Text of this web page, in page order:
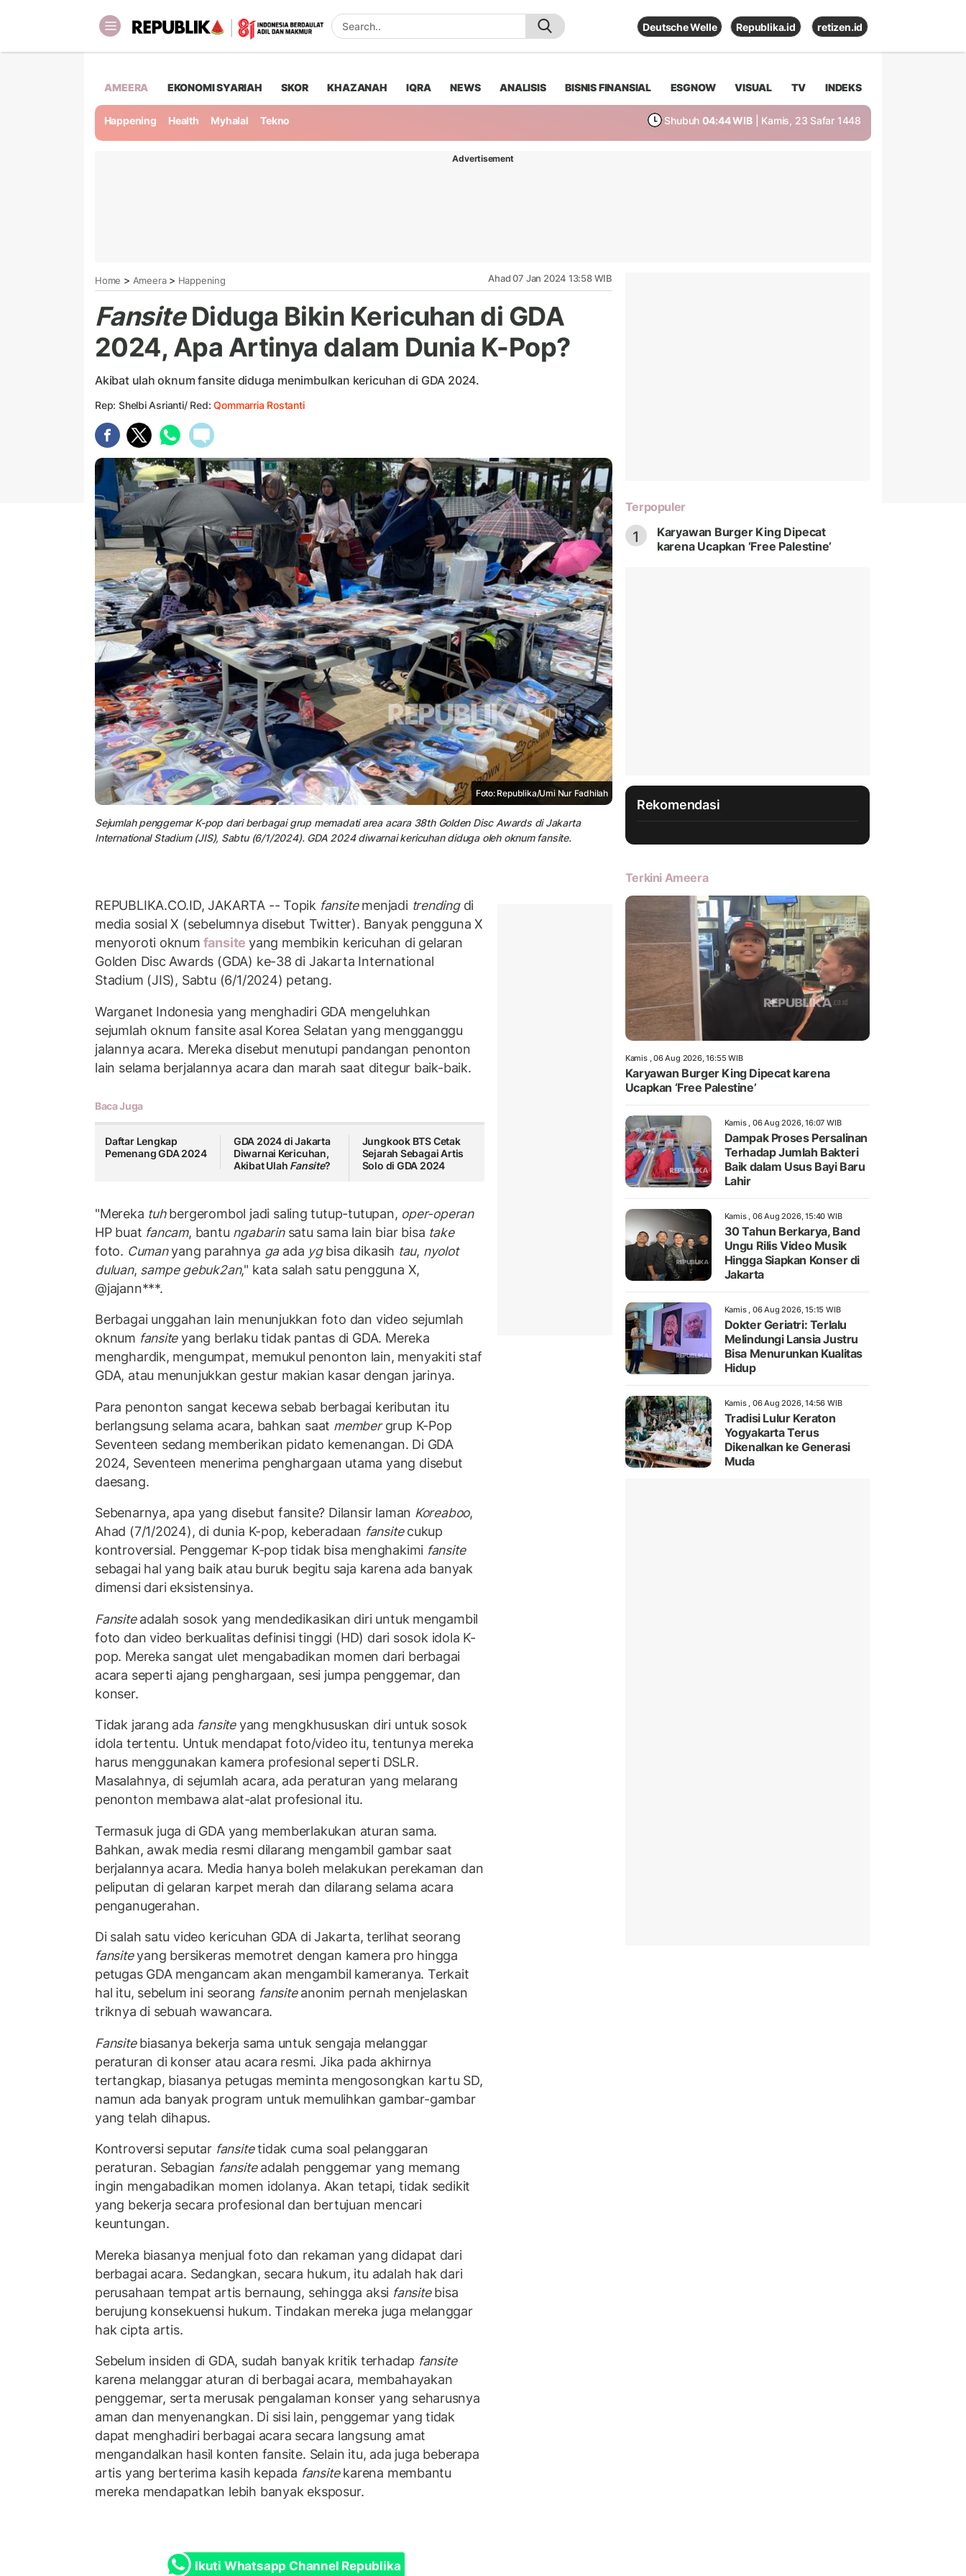
Deutsche Welle Republika.id retizen.id
AMEERA EKONOMI SYARIAH SKOR KHAZANAH IQRA NEWS ANALISIS BISNIS FINANSIAL ESGNOW VISUAL TV INDEKS
Happening Health Myhalal Tekno Shubuh 04:44 WIB | Kamis, 23 Safar 1448
Advertisement
Home > Ameera> Happening Ahad 07 Jan 2024 13:58 WIB
FansiteDiduga Bikin Kericuhan di GDA
2024, Apa Artinya dalam Dunia K-Pop?
Akibat ulah oknum fansite diduga menimbulkan kericuhan di GDA 2024.
Rep: Shelbi Asrianti/ Red:Qommarria Rostanti
Foto: Republika/Umi Nur Fadhilah
Sejumlah penggemar K-pop dari berbagai grup memadati area acara 38th Golden Disc Awards di Jakarta
International Stadium (JIS), Sabtu (6/1/2024). GDA 2024 diwarnai kericuhan diduga oleh oknum fansite.
REPUBLIKA.CO.ID, JAKARTA -- Topik fansitemenjadi trendingdi
media sosial X (sebelumnya disebut Twitter). Banyak pengguna X
menyoroti oknum fansite yang membikin kericuhan di gelaran
Golden Disc Awards (GDA) ke-38 di Jakarta International
Stadium (JIS), Sabtu (6/1/2024) petang.
Warganet Indonesia yang menghadiri GDA mengeluhkan
sejumlah oknum fansite asal Korea Selatan yang mengganggu
jalannya acara. Mereka disebut menutupi pandangan penonton
lain selama berjalannya acara dan marah saat ditegur baik-baik.
Baca Juga
Daftar Lengkap
Pemenang GDA 2024
GDA 2024 di Jakarta
Diwarnai Kericuhan,
Akibat Ulah Fansite?
Jungkook BTS Cetak
Sejarah Sebagai Artis
Solo di GDA 2024
"Mereka tuhbergerombol jadi saling tutup-tutupan, oper-operan
HP buat fancam, bantu ngabarinsatu sama lain biar bisa take
foto. Cumanyang parahnya gaada ygbisa dikasih tau, nyolot
duluan, sampe gebuk2an," kata salah satu pengguna X,
@jajann***.
Berbagai unggahan lain menunjukkan foto dan video sejumlah
oknum fansiteyang berlaku tidak pantas di GDA. Mereka
menghardik, mengumpat, memukul penonton lain, menyakiti staf
GDA, atau menunjukkan gestur makian kasar dengan jarinya.
Para penonton sangat kecewa sebab berbagai keributan itu
berlangsung selama acara, bahkan saat membergrup K-Pop
Seventeen sedang memberikan pidato kemenangan. Di GDA
2024, Seventeen menerima penghargaan utama yang disebut
daesang.
Sebenarnya, apa yang disebut fansite? Dilansir laman Koreaboo,
Ahad (7/1/2024), di dunia K-pop, keberadaan fansitecukup
kontroversial. Penggemar K-pop tidak bisa menghakimi fansite
sebagai hal yang baik atau buruk begitu saja karena ada banyak
dimensi dari eksistensinya.
Fansiteadalah sosok yang mendedikasikan diri untuk mengambil
foto dan video berkualitas definisi tinggi (HD) dari sosok idola K-
pop. Mereka sangat ulet mengabadikan momen dari berbagai
acara seperti ajang penghargaan, sesi jumpa penggemar, dan
konser.
Tidak jarang ada fansiteyang mengkhususkan diri untuk sosok
idola tertentu. Untuk mendapat foto/video itu, tentunya mereka
harus menggunakan kamera profesional seperti DSLR.
Masalahnya, di sejumlah acara, ada peraturan yang melarang
penonton membawa alat-alat profesional itu.
Termasuk juga di GDA yang memberlakukan aturan sama.
Bahkan, awak media resmi dilarang mengambil gambar saat
berjalannya acara. Media hanya boleh melakukan perekaman dan
peliputan di gelaran karpet merah dan dilarang selama acara
penganugerahan.
Di salah satu video kericuhan GDA di Jakarta, terlihat seorang
fansiteyang bersikeras memotret dengan kamera pro hingga
petugas GDA mengancam akan mengambil kameranya. Terkait
hal itu, sebelum ini seorang fansiteanonim pernah menjelaskan
triknya di sebuah wawancara.
Fansitebiasanya bekerja sama untuk sengaja melanggar
peraturan di konser atau acara resmi. Jika pada akhirnya
tertangkap, biasanya petugas meminta mengosongkan kartu SD,
namun ada banyak program untuk memulihkan gambar-gambar
yang telah dihapus.
Kontroversi seputar fansitetidak cuma soal pelanggaran
peraturan. Sebagian fansiteadalah penggemar yang memang
ingin mengabadikan momen idolanya. Akan tetapi, tidak sedikit
yang bekerja secara profesional dan bertujuan mencari
keuntungan.
Mereka biasanya menjual foto dan rekaman yang didapat dari
berbagai acara. Sedangkan, secara hukum, itu adalah hak dari
perusahaan tempat artis bernaung, sehingga aksi fansitebisa
berujung konsekuensi hukum. Tindakan mereka juga melanggar
hak cipta artis.
Sebelum insiden di GDA, sudah banyak kritik terhadap fansite
karena melanggar aturan di berbagai acara, membahayakan
penggemar, serta merusak pengalaman konser yang seharusnya
aman dan menyenangkan. Di sisi lain, penggemar yang tidak
dapat menghadiri berbagai acara secara langsung amat
mengandalkan hasil konten fansite. Selain itu, ada juga beberapa
artis yang berterima kasih kepada fansitekarena membantu
mereka mendapatkan lebih banyak eksposur.
Ikuti Whatsapp Channel Republika
Terpopuler
1
Karyawan Burger King Dipecat
karena Ucapkan ‘Free Palestine’
Rekomendasi
Terkini Ameera
Kamis , 06 Aug 2026, 16:55 WIB
Karyawan Burger King Dipecat karena
Ucapkan ‘Free Palestine’
Kamis , 06 Aug 2026, 16:07 WIB
Dampak Proses Persalinan
Terhadap Jumlah Bakteri
Baik dalam Usus Bayi Baru
Lahir
Kamis , 06 Aug 2026, 15:40 WIB
30 Tahun Berkarya, Band
Ungu Rilis Video Musik
Hingga Siapkan Konser di
Jakarta
Kamis , 06 Aug 2026, 15:15 WIB
Dokter Geriatri: Terlalu
Melindungi Lansia Justru
Bisa Menurunkan Kualitas
Hidup
Kamis , 06 Aug 2026, 14:56 WIB
Tradisi Lulur Keraton
Yogyakarta Terus
Dikenalkan ke Generasi
Muda